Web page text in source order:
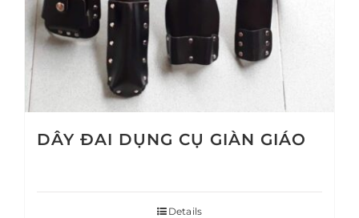
DÂY ĐAI DỤNG CỤ GIÀN GIÁO
Details